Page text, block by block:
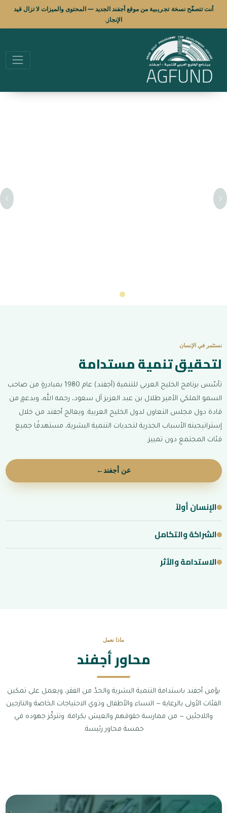
أنت تتصفّح نسخة تجريبية من موقع أجفند الجديد — المحتوى والميزات لا تزال قيد
الإنجاز.
نستثمر في الإنسان لتحقيق
تنمية مستدامة
منذ عام 1980، يعمل أجفند على مكافحة الفقر وتمكين الفئات الأولى بالرعاية في
المنطقة العربية وخارجها.
قدّم على منحة
التالي
نستثمر في الإنسان
لتحقيق تنمية مستدامة
تأسّس برنامج الخليج العربي للتنمية (أجفند) عام 1980 بمبادرةٍ من صاحب
السمو الملكي الأمير طلال بن عبد العزيز آل سعود، رحمه الله، وبدعمٍ من
قادة دول مجلس التعاون لدول الخليج العربية. ويعالج أجفند من خلال
إستراتيجيته الأسباب الجذرية لتحديات التنمية البشرية، مستهدفًا جميع
فئات المجتمع دون تمييز.
عن أجفند←
الإنسان أولاً
الشراكة والتكامل
الاستدامة والأثر
ماذا نعمل
محاور أجفند
يؤمن أجفند باستدامة التنمية البشرية والحدّ من الفقر، ويعمل على تمكين
الفئات الأولى بالرعاية — النساء والأطفال وذوي الاحتياجات الخاصة والنازحين
واللاجئين — من ممارسة حقوقهم والعيش بكرامة. وتتركّز جهوده في
خمسة محاور رئيسة.